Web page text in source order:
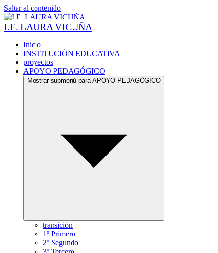
Saltar al contenido
I.E. LAURA VICUÑA
Inicio
INSTITUCIÓN EDUCATIVA
proyectos
APOYO PEDAGÓGICO
Mostrar submenú para APOYO PEDAGÓGICO
transición
1º Primero
2º Segundo
3º Tercero